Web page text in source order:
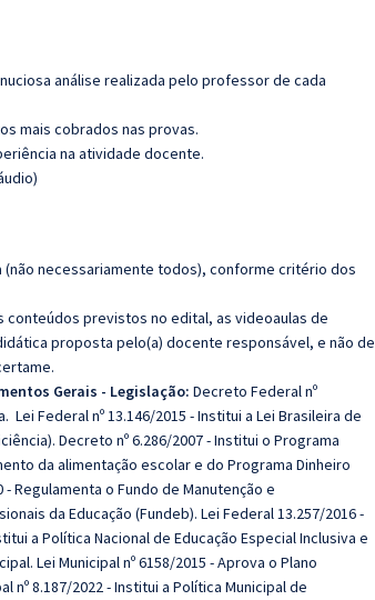
análise realizada pelo professor de cada
mais cobrados nas provas.
na atividade docente.
necessariamente todos), conforme critério dos
conteúdos previstos no edital, as videoaulas de
proposta pelo(a) docente responsável, e não de
Gerais - Legislação: Decreto Federal nº
Federal nº 13.146/2015 - Institui a Lei Brasileira de
Decreto nº 6.286/2007 - Institui o Programa
da alimentação escolar e do Programa Dinheiro
Regulamenta o Fundo de Manutenção e
da Educação (Fundeb). Lei Federal 13.257/2016 -
a Política Nacional de Educação Especial Inclusiva e
Lei Municipal nº 6158/2015 - Aprova o Plano
nº 8.187/2022 - Institui a Política Municipal de